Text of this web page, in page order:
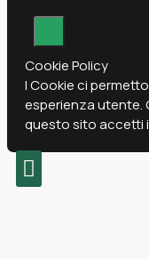
Cookie Policy
I Cookie ci
esperienza utente.
questo sito accetti